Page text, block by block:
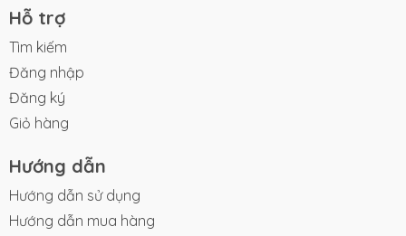
Hỗ trợ
Tìm kiếm
Đăng nhập
Đăng ký
Giỏ hàng
Hướng dẫn
Hướng dẫn sử dụng
Hướng dẫn mua hàng